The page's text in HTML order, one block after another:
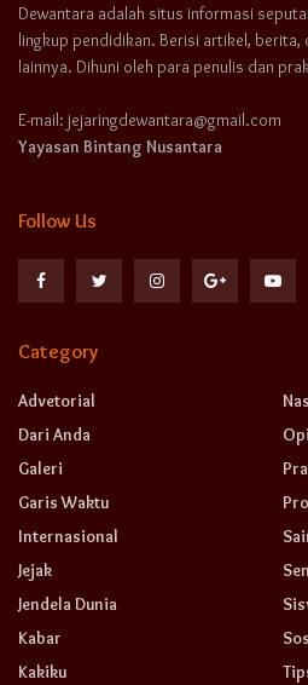
Dewantara adalah situs informasi
lingkup pendidikan. Berisi artikel, berita,
lainnya. Dihuni oleh para penulis dan
E-mail: jejaringdewantara@gmail.com
Yayasan Bintang Nusantara
Follow Us
Category
Advetorial
Dari Anda
Galeri
Garis Waktu
Internasional
Jejak
Jendela Dunia
Kabar
Kakiku